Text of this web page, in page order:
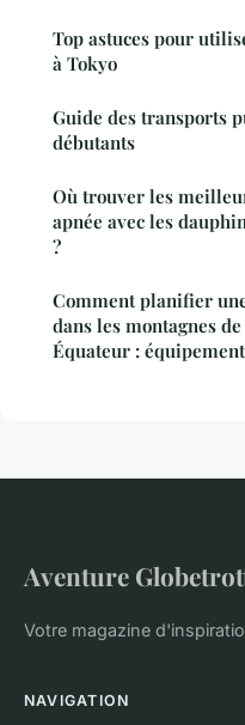
Top astuces pour
à Tokyo
Guide des transports
débutants
Où trouver les
apnée avec les
?
Comment planifier
dans les montagnes
Équateur :
Aventure
Votre magazine
NAVIGATION